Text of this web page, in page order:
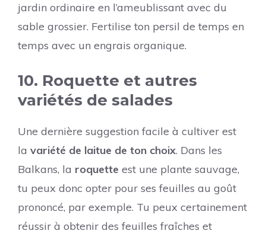
jardin ordinaire en l’ameublissant avec du
sable grossier. Fertilise ton persil de temps en
temps avec un engrais organique.
10. Roquette et autres
variétés de salades
Une dernière suggestion facile à cultiver est
la variété de laitue de ton choix. Dans les
Balkans, la roquette est une plante sauvage,
tu peux donc opter pour ses feuilles au goût
prononcé, par exemple. Tu peux certainement
réussir à obtenir des feuilles fraîches et